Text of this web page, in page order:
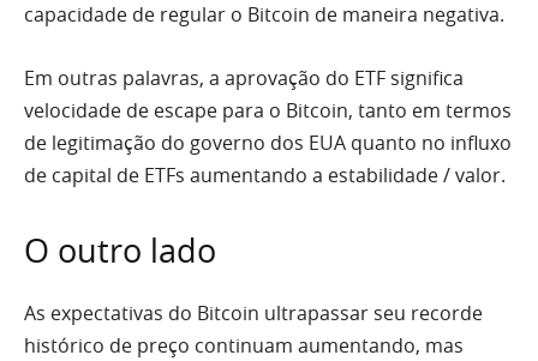
capacidade de regular o Bitcoin de maneira negativa.
Em outras palavras, a aprovação do ETF significa
velocidade de escape para o Bitcoin, tanto em termos
de legitimação do governo dos EUA quanto no influxo
de capital de ETFs aumentando a estabilidade / valor.
O outro lado
As expectativas do Bitcoin ultrapassar seu recorde
histórico de preço continuam aumentando, mas